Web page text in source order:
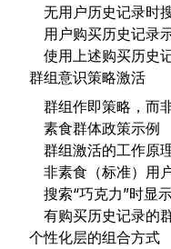
无用户历史记录时
用户购买历史记录
使用上述购买历史
群组意识策略激活
群组作即策略，而
素食群体政策示例
群组激活的工作原
非素食（标准）用
搜索“巧克力”时显
有购买历史记录的
个性化层的组合方式